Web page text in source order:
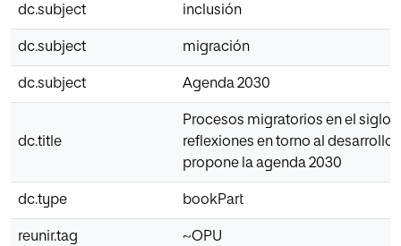
dc.subject inclusión
dc.subject migración
dc.subject Agenda 2030
dc.title
Procesos migratorios en el siglo
reflexiones en torno al desarrollo
propone la agenda 2030
dc.type bookPart
reunir.tag ~OPU